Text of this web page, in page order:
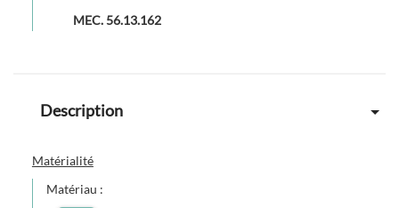
MEC. 56.13.162
Description
Matérialité
Matériau :